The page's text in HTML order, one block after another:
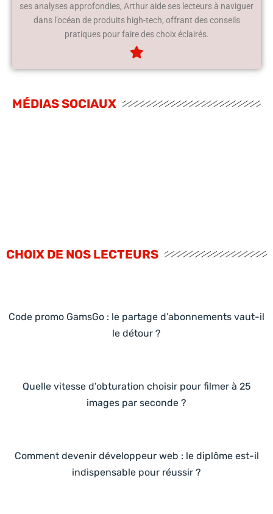
ses analyses approfondies, Arthur aide ses lecteurs à naviguer
dans l’océan de produits high-tech, offrant des conseils
pratiques pour faire des choix éclairés.
MÉDIAS SOCIAUX
CHOIX DE NOS LECTEURS
Code promo GamsGo : le partage d’abonnements vaut-il
le détour ?
Quelle vitesse d’obturation choisir pour filmer à 25
images par seconde ?
Comment devenir développeur web : le diplôme est-il
indispensable pour réussir ?